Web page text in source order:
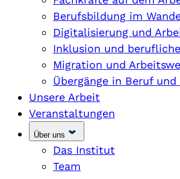
Berufsbildung im
Digitalisierung und
Inklusion und
Migration und
Übergänge in Beruf
Unsere Arbeit
Veranstaltungen
Über uns
Das Institut
Team